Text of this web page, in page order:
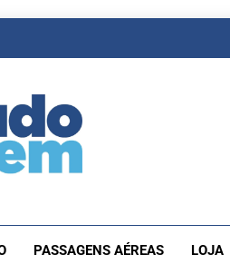
PASSAGENS AÉREAS LOJA